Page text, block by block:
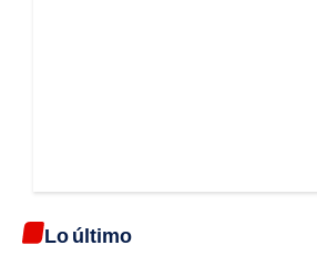
Lo último